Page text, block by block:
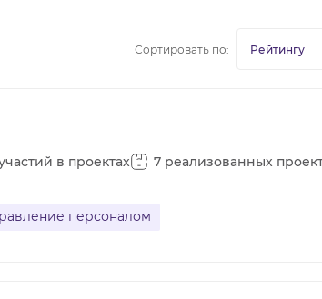
Сортировать по:
участий в проектах 7 реализованных
персоналом